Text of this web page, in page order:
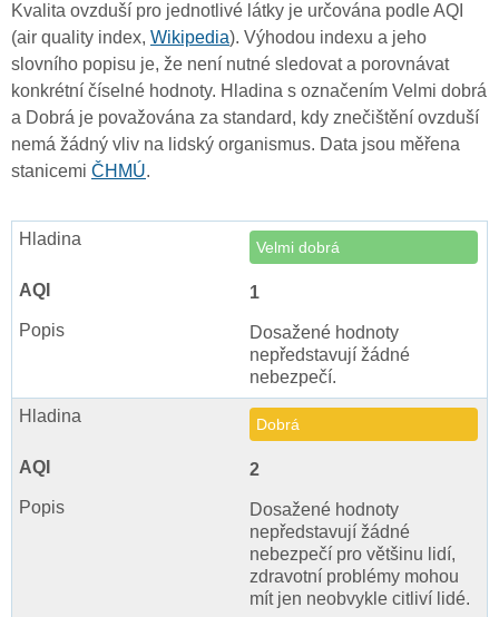
Kvalita ovzduší pro jednotlivé látky je určována podle AQI
(air quality index, Wikipedia). Výhodou indexu a jeho
slovního popisu je, že není nutné sledovat a porovnávat
konkrétní číselné hodnoty. Hladina s označením Velmi dobrá
a Dobrá je považována za standard, kdy znečištění ovzduší
nemá žádný vliv na lidský organismus. Data jsou měřena
stanicemi ČHMÚ.
Velmi dobrá
1
Dosažené hodnoty
nepředstavují žádné
nebezpečí.
Dobrá
2
Dosažené hodnoty
nepředstavují žádné
nebezpečí pro většinu lidí,
zdravotní problémy mohou
mít jen neobvykle citliví lidé.